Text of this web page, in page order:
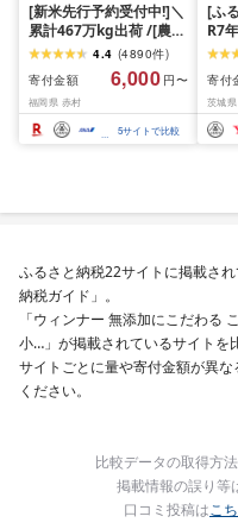
[新米先行予約受付中!]＼
累計467万kg出荷 /[農家
応援米]訳あり 令和7年産
令和8年産ふくきらり 夢
つくし 5kg 10kg 15kg
20kg [選べる品種・内容
量・出荷時期]複数原料
米 白米 精米 国産 限定
4.4 (4890件)
寄付金額
6,000 円〜
福岡県 赤村
5サイトで比較
[ふ
R7
寄付
茨城
ふるさと納税22サイトに掲載さ
納税ガイド」。
「ウィンナー 無添加にこだわる
小…」が掲載されているサイトを
サイトごとに量や寄付金額が異
ください。
比較データの取得方
掲載情報の誤り等
口コミ投稿はこ